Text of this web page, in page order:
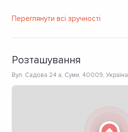
Переглянути всі зручності
Розташування
Вул. Садова 24 а, Суми, 40009, Україна